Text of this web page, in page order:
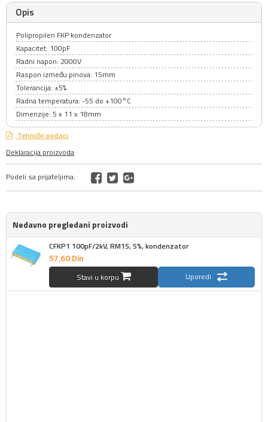
Opis
Polipropilen FKP kondenzator
Kapacitet: 100pF
Radni napon: 2000V
Raspon između pinova: 15mm
Tolerancija: ±5%
Radna temperatura: -55 do +100°C
Dimenzije: 5 x 11 x 18mm
Tehnički podaci
Deklaracija proizvoda
Podeli sa prijateljima:
Nedavno pregledani proizvodi
CFKP1 100pF/2kV, RM15, 5%, kondenzator
57,60Din
Stavi u korpu Uporedi